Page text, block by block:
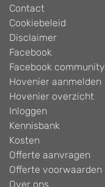
Contact
Cookiebeleid
Disclaimer
Facebook
Facebook community
Hovenier aanmelden
Hovenier overzicht
Inloggen
Kennisbank
Kosten
Offerte aanvragen
Offerte voorwaarden
Over ons